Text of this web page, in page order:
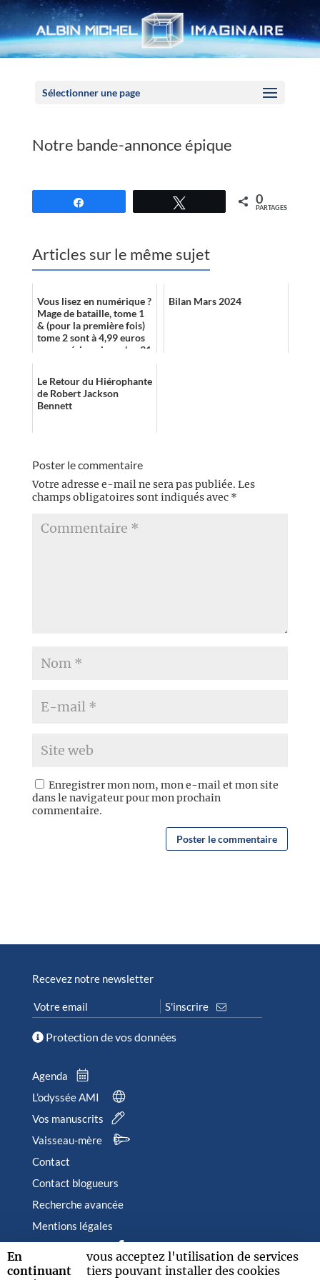
Sélectionner une page
Notre bande-annonce épique
0
PARTAGES
Articles sur le même sujet
Vous lisez en numérique ?
Mage de bataille, tome 1
& (pour la première fois)
tome 2 sont à 4,99 euros
en numérique jusqu'au 31
Bilan Mars 2024
Le Retour du Hiérophante
de Robert Jackson
Bennett
Poster le commentaire
Votre adresse e-mail ne sera pas publiée. Les
champs obligatoires sont indiqués avec *
Enregistrer mon nom, mon e-mail et mon site
dans le navigateur pour mon prochain
commentaire.
Recevez notre newsletter
Protection de vos données
Agenda
L’odyssée AMI
Vos manuscrits
Vaisseau-mère
Contact
Contact blogueurs
Recherche avancée
Mentions légales
Panneau de gestion des cookies
En
continuant
vous acceptez l'utilisation de services
tiers pouvant installer des cookies